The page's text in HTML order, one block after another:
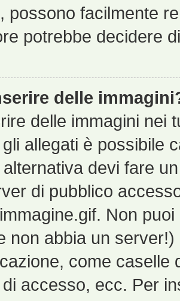
possono facilmente
potrebbe decidere
delle
delle immagini nei
allegati è possibile
devi fare
di pubblico
Non
non abbia un
come caselle
accesso, ecc. Per